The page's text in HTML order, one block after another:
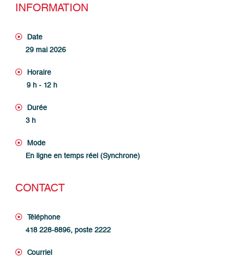
INFORMATION
Date
29 mai 2026
Horaire
9 h - 12 h
Durée
3 h
Mode
En ligne en temps réel (Synchrone)
CONTACT
Téléphone
418 228-8896, poste 2222
Courriel